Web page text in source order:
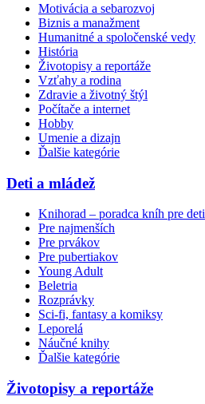
Motivácia a sebarozvoj
Biznis a manažment
Humanitné a spoločenské vedy
História
Životopisy a reportáže
Vzťahy a rodina
Zdravie a životný štýl
Počítače a internet
Hobby
Umenie a dizajn
Ďalšie kategórie
Deti a mládež
Knihorad – poradca kníh pre deti
Pre najmenších
Pre prvákov
Pre pubertiakov
Young Adult
Beletria
Rozprávky
Sci-fi, fantasy a komiksy
Leporelá
Náučné knihy
Ďalšie kategórie
Životopisy a reportáže